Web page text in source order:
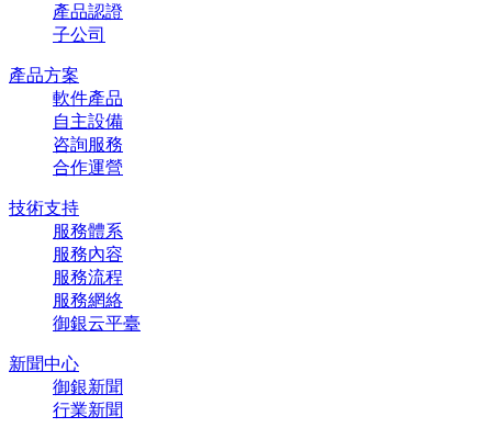
產品認證
子公司
產品方案
軟件產品
自主設備
咨詢服務
合作運營
技術支持
服務體系
服務內容
服務流程
服務網絡
御銀云平臺
新聞中心
御銀新聞
行業新聞